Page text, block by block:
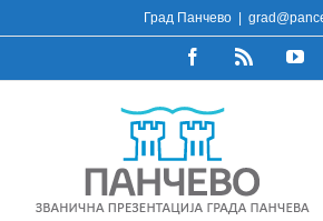
to
Град Панчево
FacebookRss